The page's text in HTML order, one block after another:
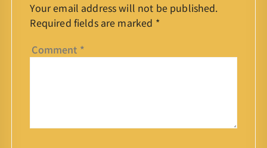
Your email address will not be published.
Required fields are marked *
Comment *